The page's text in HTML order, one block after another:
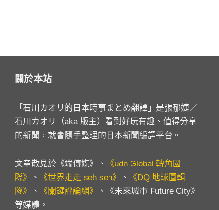
關於本站
「石川カオリ的日本時事まとめ翻譯」是張郁婕／
石川カオリ（aka 版主）看到好玩有趣、值得分享
的新聞，就會隨手整理的日本新聞編譯平台。
文章散見於《端傳媒》、
《udn Global 轉角國
際》
、 《世界走走 seh seh》 、
《DQ 地球圖輯
隊》
、 《關鍵評論網》
、《未來城市 Future City》
等媒體。